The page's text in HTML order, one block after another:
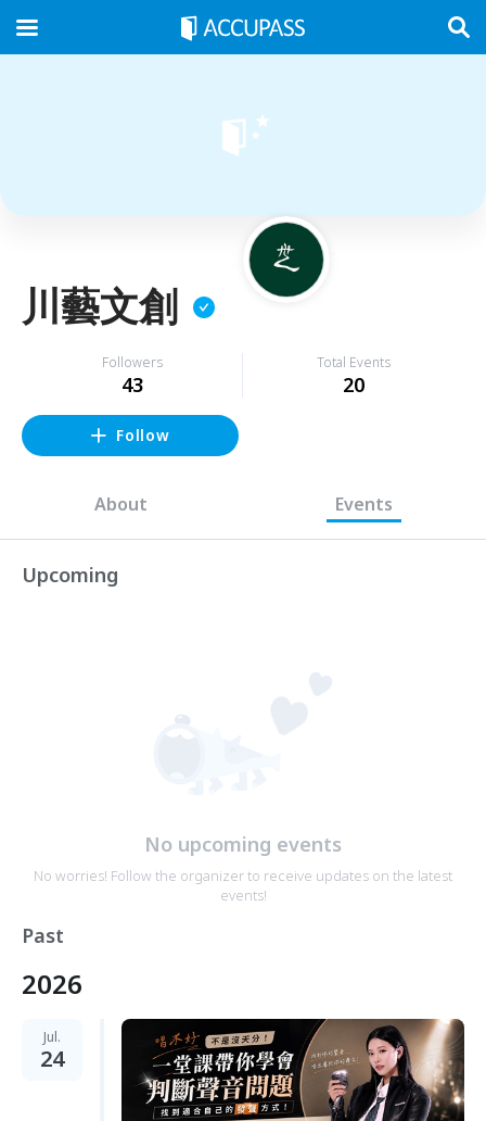
川藝文創
Followers
43
Total Events
20
Follow
About Events
Upcoming
No upcoming events
No worries! Follow the organizer to receive updates on the latest
events!
Past
2026
Jul.
24